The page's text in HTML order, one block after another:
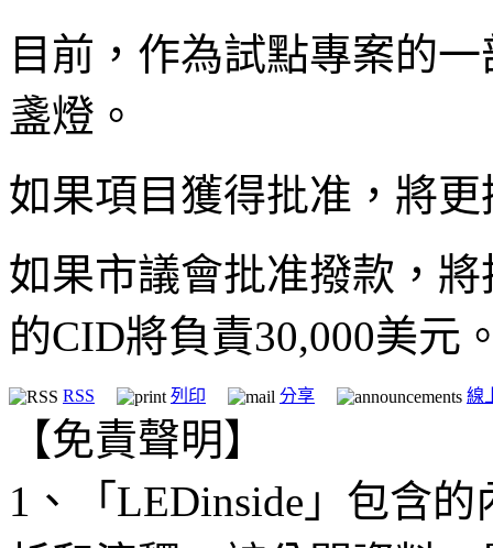
目前，作為試點專案的
盞燈。
如果項目獲得批准，將
如果市議會批准撥款，
的CID將負責30,000美元
RSS 列印 分享 線
【免責聲明】
1、「LEDinside」包含